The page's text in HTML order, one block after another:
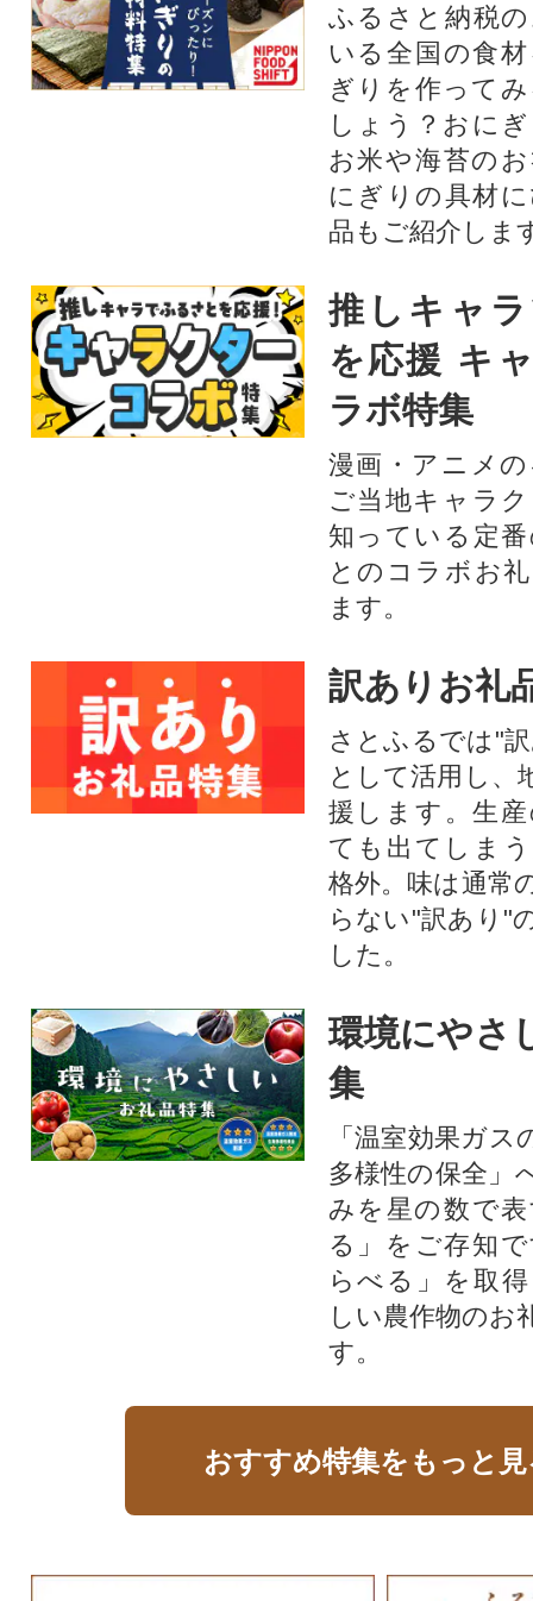
ふるさと納税
いる全国の食
ぎりを作って
しょう？おに
お米や海苔の
にぎりの具材
品もご紹介しま
推しキャ
を応援 キ
ラボ特集
漫画・アニメ
ご当地キャラ
知っている定
とのコラボお
ます。​
訳ありお礼
さとふるでは"
として活用し、
援します。⽣
ても出てしま
格外。味は通常
らない"訳あり"
した。
環境にやさ
集
「温室効果ガ
多様性の保全」
みを星の数で
る」をご存知
らべる」を取
しい農作物のお
す。​
おすすめ特集をもっと